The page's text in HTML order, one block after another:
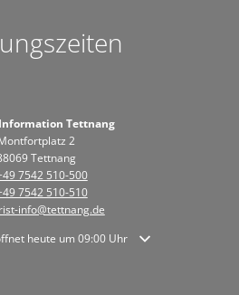
Tettnang
2
Tettnang
7542 510-500
7542 510-510
info@tettnang.de
Öffnungs- oder Schließzeiten
heute um 09:00 Uhr